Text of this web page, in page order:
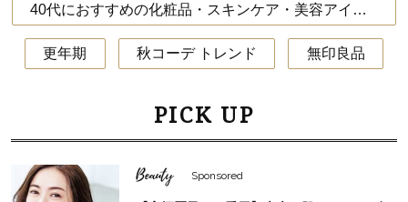
40代におすすめの化粧品・スキンケア・美容アイテム
更年期 秋コーデ トレンド 無印良品
PICK UP
Beauty Sponsored